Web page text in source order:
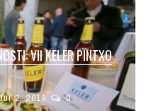
VII KELER PINTXO
2, 2019 0